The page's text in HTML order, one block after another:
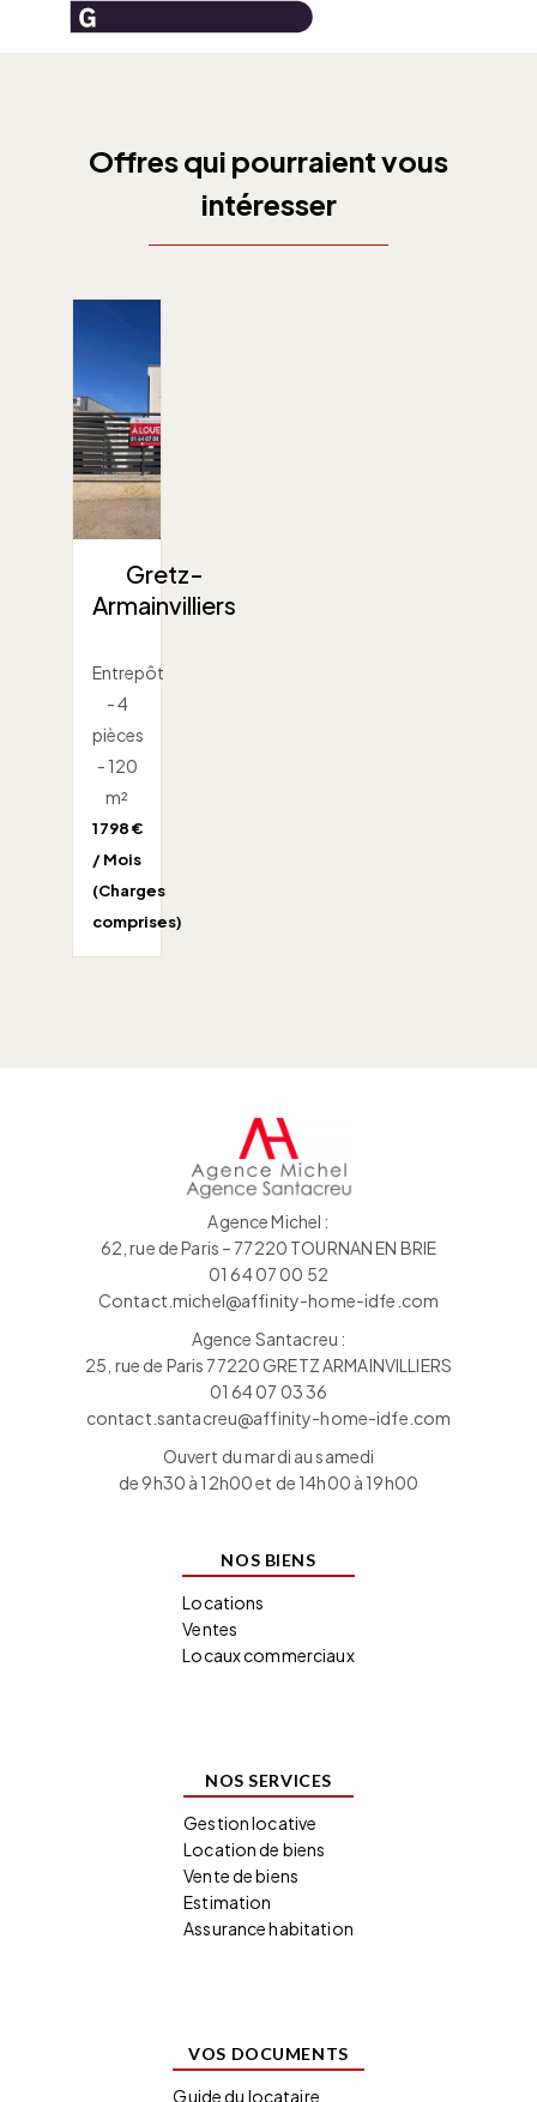
Offres qui pourraient vous
intéresser
Gretz-
Armainvilliers
Entrepôt
- 4
pièces
- 120
m²
1 798 €
/ Mois
(Charges
comprises)
Agence Michel :
62, rue de Paris – 77220 TOURNAN EN BRIE
01 64 07 00 52
Contact.michel@affinity-home-idfe.com
Agence Santacreu :
25, rue de Paris 77220 GRETZ ARMAINVILLIERS
01 64 07 03 36
contact.santacreu@affinity-home-idfe.com
Ouvert du mardi au samedi
de 9h30 à 12h00 et de 14h00 à 19h00
NOS BIENS
Locations
Ventes
Locaux commerciaux
NOS SERVICES
Gestion locative
Location de biens
Vente de biens
Estimation
Assurance habitation
VOS DOCUMENTS
Guide du locataire